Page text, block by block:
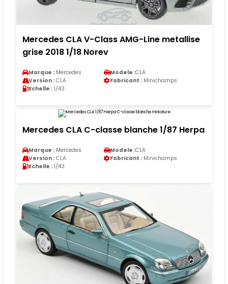
Mercedes CLA V-Class AMG-Line metallise
grise 2018 1/18 Norev
Marque : Mercedes Modele :CLA
Version : CLA Fabricant : Minichamps
Echelle : 1/43
Mercedes CLA C-classe blanche 1/87 Herpa
Marque : Mercedes Modele :CLA
Version : CLA Fabricant : Minichamps
Echelle : 1/43